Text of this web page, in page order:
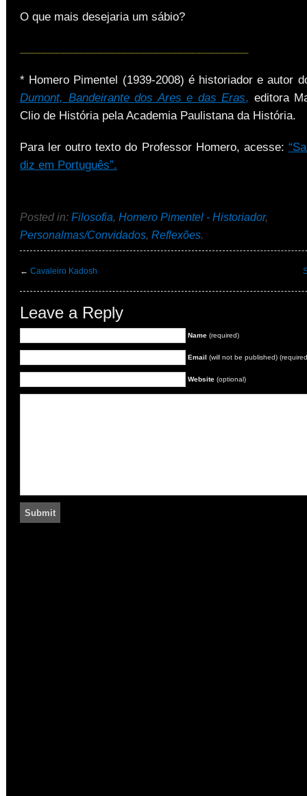
O que mais desejaria um sábio?
* Homero Pimentel (1939-2008) é historiador e autor
Dumont, Bandeirante dos Ares e das Eras, editora
Clio de História pela Academia Paulistana da História.
Para ler outro texto do Professor Homero, acesse:
diz em Português”.
Posted in: Filosofia, Homero Pimentel - Historiador,
Personalmas/Convidados, Reflexões.
← Cavaleiro Kadosh
Leave a Reply
Name (required)
Email (will not be published)
Website (optional)